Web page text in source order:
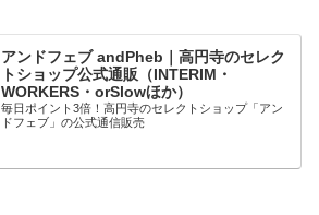
アンドフェブ andPheb｜高円寺のセレク
トショップ公式通販（INTERIM・
WORKERS・orSlowほか）
毎日ポイント3倍！高円寺のセレクトショップ「アン
ドフェブ」の公式通信販売